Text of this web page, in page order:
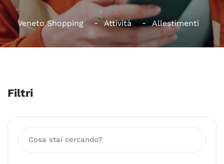
Veneto Shopping Attività Allestimenti
Filtri